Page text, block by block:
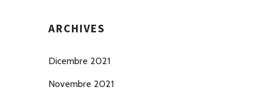
ARCHIVES
Dicembre 2021
Novembre 2021